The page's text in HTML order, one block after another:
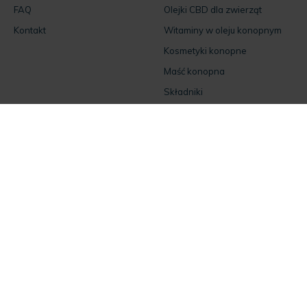
FAQ
Kontakt
Olejki CBD dla zwierząt
Witaminy w oleju konopnym
Kosmetyki konopne
Maść konopna
Składniki